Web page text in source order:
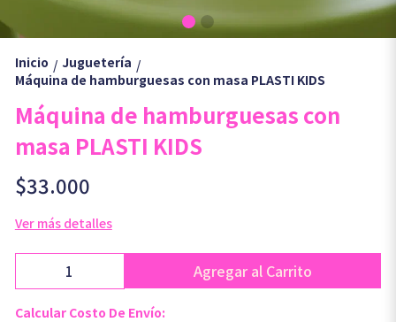
Inicio / Juguetería /
Máquina de hamburguesas con masa PLASTI KIDS
Máquina de hamburguesas con
masa PLASTI KIDS
$33.000
Ver más detalles
Agregar al Carrito
Calcular Costo De Envío: